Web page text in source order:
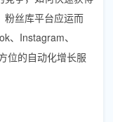
粉丝库平台应运而
、Instagram、
位的自动化增长服